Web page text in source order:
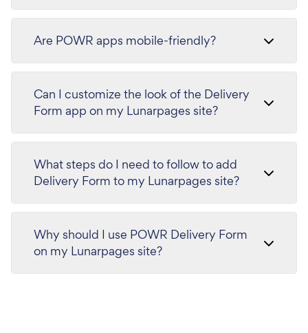
Are POWR apps mobile-friendly?
Can I customize the look of the Delivery
Form app on my Lunarpages site?
What steps do I need to follow to add
Delivery Form to my Lunarpages site?
Why should I use POWR Delivery Form
on my Lunarpages site?